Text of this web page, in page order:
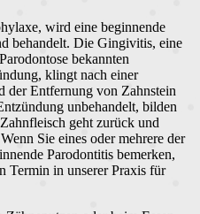
wird eine beginnende
behandelt. Die Gingivitis, eine
bekannten
klingt nach einer
der Entfernung von Zahnstein
unbehandelt, bilden
geht zurück und
Sie eines oder mehrere der
Parodontitis bemerken,
Termin in unserer Praxis für